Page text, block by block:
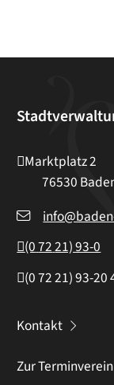
Marktplatz 2
76530
(07221) 93-0
(07221) 93-20
Kontakt
Zur